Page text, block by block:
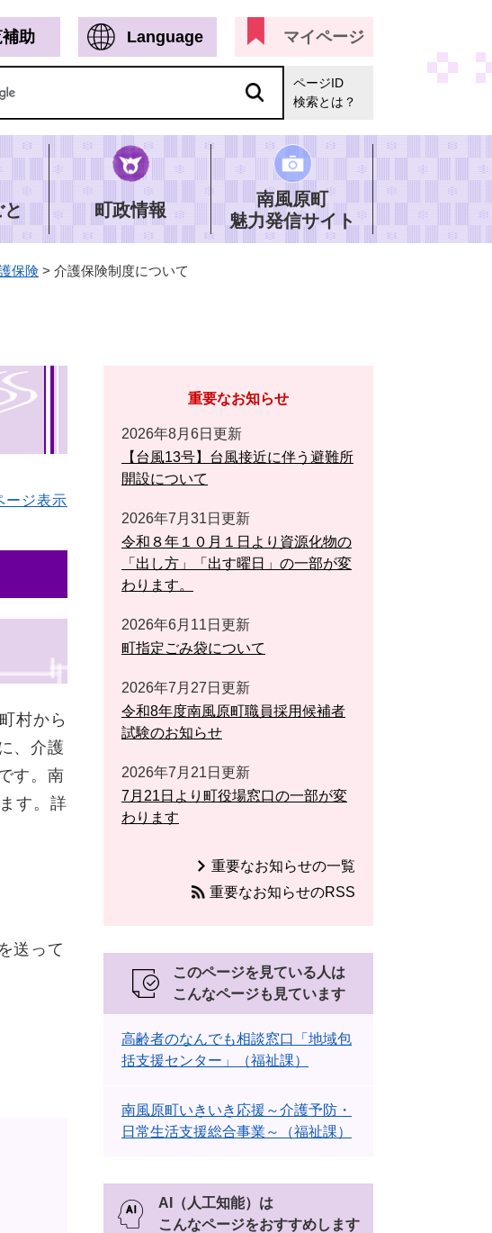
補助 Language マイページ
ページID
検索とは？
と 町政情報
南風原町
魅力発信サイト
保険 > 介護保険制度について
ージ表示
村から
、介護
す。南
す。詳
送って
重要なお知らせ
2026年8月6日更新
【台風13号】台風接近に伴う避難所
開設について
2026年7月31日更新
令和８年１０月１日より資源化物の
「出し方」「出す曜日」の一部が変
わります。
2026年6月11日更新
町指定ごみ袋について
2026年7月27日更新
令和8年度南風原町職員採用候補者
試験のお知らせ
2026年7月21日更新
7月21日より町役場窓口の一部が変
わります
重要なお知らせの一覧
重要なお知らせのRSS
このページを見ている人は
こんなページも見ています
高齢者のなんでも相談窓口「地域包
括支援センター」（福祉課）
南風原町いきいき応援～介護予防・
日常生活支援総合事業～（福祉課）
AI（人工知能）は
こんなページをおすすめします